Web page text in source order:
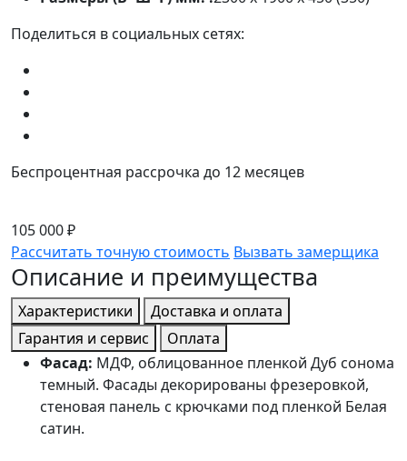
Поделиться в социальных сетях:
Беспроцентная рассрочка до 12 месяцев
105 000 ₽
Рассчитать точную стоимость Вызвать замерщика
Описание и преимущества
Характеристики
Доставка и оплата
Гарантия и сервис
Оплата
Фасад: МДФ, облицованное пленкой Дуб сонома
темный. Фасады декорированы фрезеровкой,
стеновая панель с крючками под пленкой Белая
сатин.